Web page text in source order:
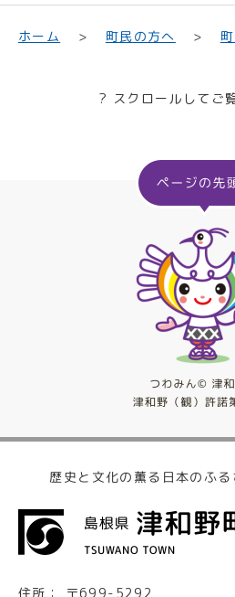
ホーム 町民の方へ
? スクロールしてご
歴史と文化の薫る日本のふる
住所： 〒699-5292